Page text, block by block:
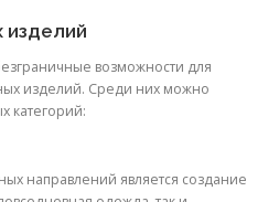
изделий
возможности для
изделий. Среди них можно
категорий:
направлений является создание